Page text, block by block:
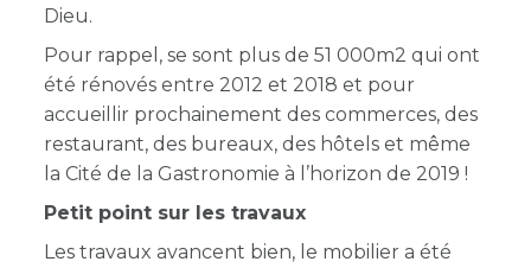
Dieu.
Pour rappel, se sont plus de 51 000m2 qui ont
été rénovés entre 2012 et 2018 et pour
accueillir prochainement des commerces, des
restaurant, des bureaux, des hôtels et même
la Cité de la Gastronomie à l’horizon de 2019 !
Petit point sur les travaux
Les travaux avancent bien, le mobilier a été